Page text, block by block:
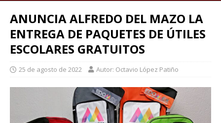
ANUNCIA ALFREDO DEL MAZO LA
ENTREGA DE PAQUETES DE ÚTILES
ESCOLARES GRATUITOS
25 de agosto de 2022 Autor: Octavio López Patiño